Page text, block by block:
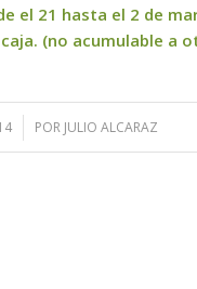
el 21 hasta el 2 de
(no acumulable a
POR JULIO ALCARAZ